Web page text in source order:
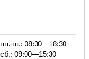
пн.-пт.: 08:30—18:30
сб.: 09:00—15:30